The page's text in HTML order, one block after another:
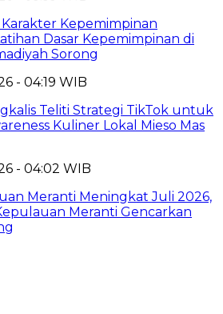
Kepemimpinan
Dasar Kepemimpinan di
Sorong
- 04:19 WIB
Teliti Strategi TikTok untuk
Kuliner Lokal Mieso Mas
- 04:02 WIB
Meranti Meningkat Juli 2026,
Meranti Gencarkan